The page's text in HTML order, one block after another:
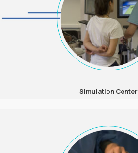
Simulation Center